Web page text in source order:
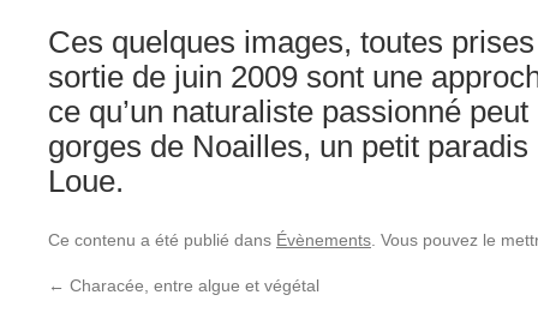
Ces quelques images, toutes
sortie de juin 2009 sont une
ce qu’un naturaliste passionné
gorges de Noailles, un petit
Loue.
Ce contenu a été publié dans Évènements . Vous pouvez le
← Characée, entre algue et végétal